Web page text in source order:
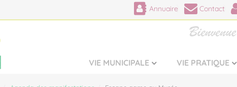
Annuaire Contact
VIE MUNICIPALE VIE PRATIQUE